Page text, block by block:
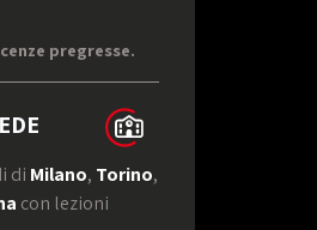
pregresse.
di Milano, Torino,
con lezioni